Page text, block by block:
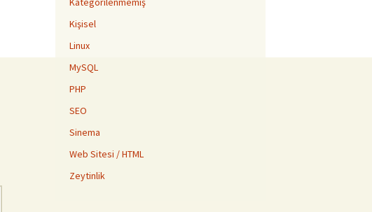
Kişisel
Linux
MySQL
PHP
SEO
Sinema
Web Sitesi / HTML
Zeytinlik